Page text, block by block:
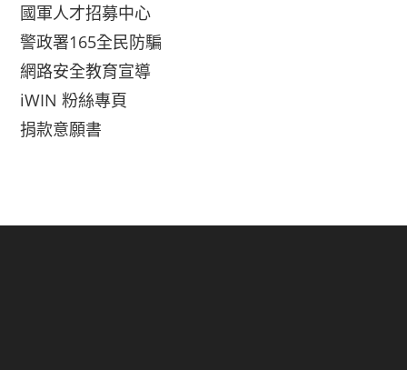
國軍人才招募中心
警政署165全民防騙
網路安全教育宣導
iWIN 粉絲專頁
捐款意願書